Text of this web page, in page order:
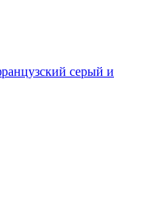
серый и